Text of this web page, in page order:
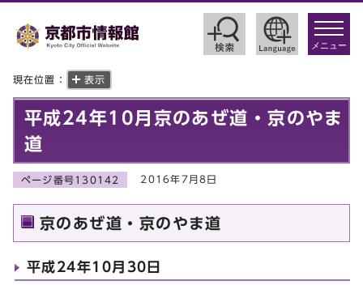
toggle
メニュー
現在位置： 表示
平成24年10月京のあぜ道・京のやま
道
ページ番号130142 2016年7月8日
京のあぜ道・京のやま道
平成24年10月30日